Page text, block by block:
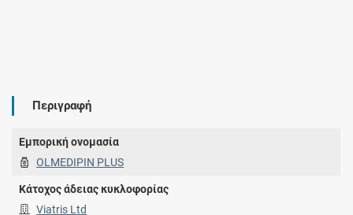
Περιγραφή
Εμπορική ονομασία
OLMEDIPIN PLUS
Κάτοχος άδειας κυκλοφορίας
Viatris Ltd